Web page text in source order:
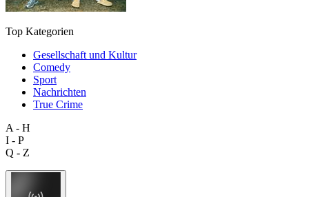
Top Kategorien
Gesellschaft und Kultur
Comedy
Sport
Nachrichten
True Crime
A - H
I - P
Q - Z